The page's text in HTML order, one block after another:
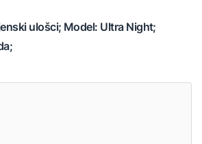
ulošci; Model: Ultra Night;